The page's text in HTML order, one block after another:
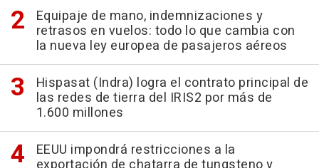
Equipaje de mano, indemnizaciones y
retrasos en vuelos: todo lo que cambia con
la nueva ley europea de pasajeros aéreos
Hispasat (Indra) logra el contrato principal de
las redes de tierra del IRIS2 por más de
1.600 millones
EEUU impondrá restricciones a la